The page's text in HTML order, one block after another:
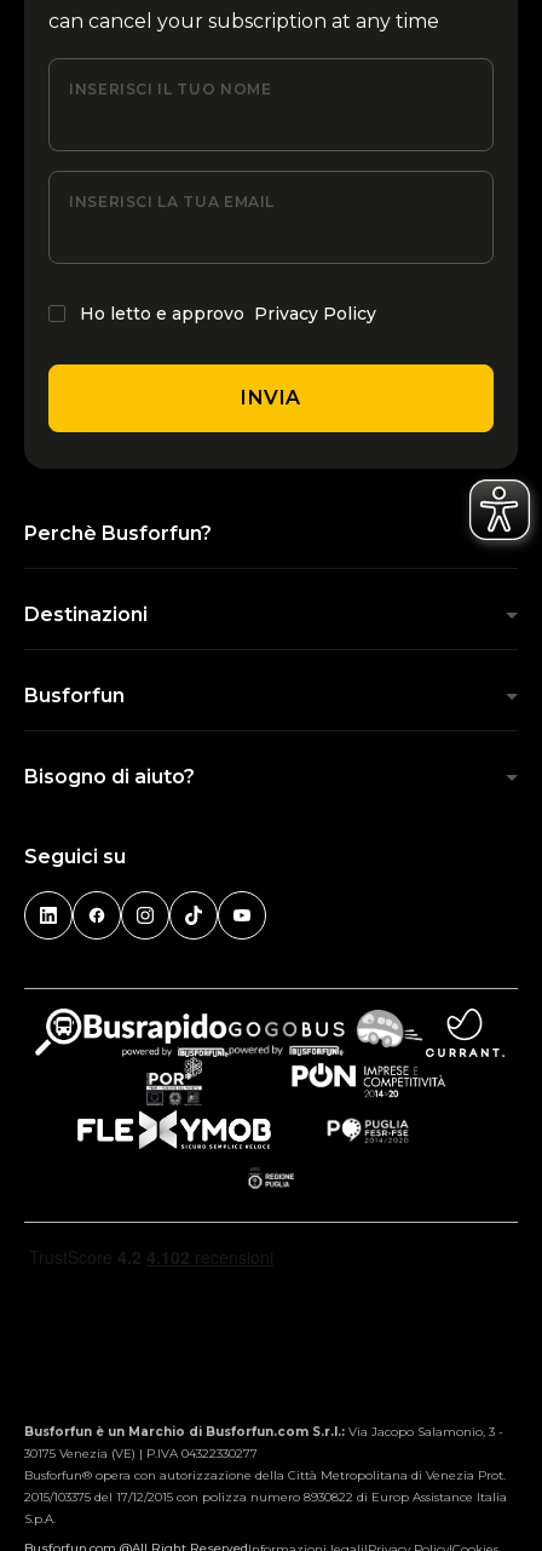
can cancel your subscription at any time
INSERISCI IL TUO NOME
INSERISCI LA TUA EMAIL
Ho letto e approvo Privacy Policy
INVIA
Perchè Busforfun?
Destinazioni
Busforfun
Bisogno di aiuto?
Seguici su
Busforfun è un Marchio di Busforfun.com S.r.l.: Via Jacopo Salamonio, 3 -
30175 Venezia (VE) | P.IVA 04322330277
Busforfun® opera con autorizzazione della Città Metropolitana di Venezia Prot.
2015/103375 del 17/12/2015 con polizza numero 8930822 di Europ Assistance Italia
S.p.A.